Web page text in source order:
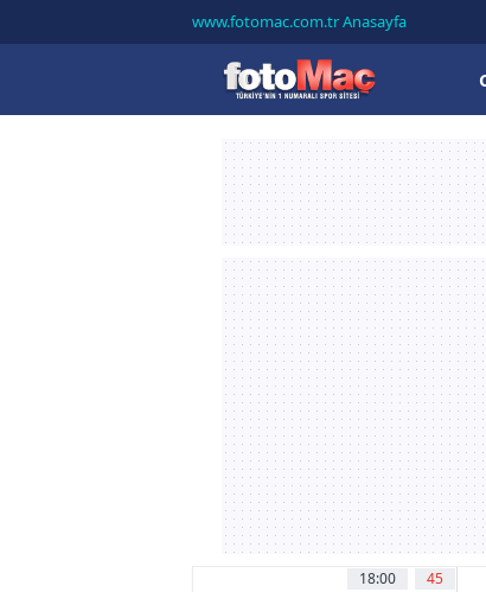
www.fotomac.com.tr Anasayfa
18:00 45